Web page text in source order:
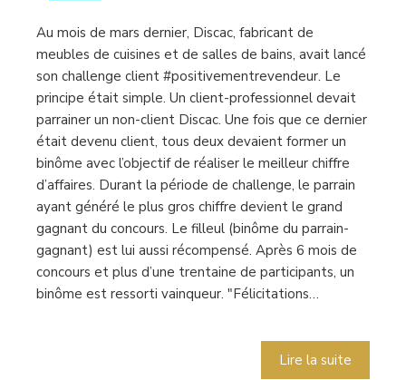
Au mois de mars dernier, Discac, fabricant de
meubles de cuisines et de salles de bains, avait lancé
son challenge client #positivementrevendeur. Le
principe était simple. Un client-professionnel devait
parrainer un non-client Discac. Une fois que ce dernier
était devenu client, tous deux devaient former un
binôme avec l’objectif de réaliser le meilleur chiffre
d’affaires. Durant la période de challenge, le parrain
ayant généré le plus gros chiffre devient le grand
gagnant du concours. Le filleul (binôme du parrain-
gagnant) est lui aussi récompensé. Après 6 mois de
concours et plus d’une trentaine de participants, un
binôme est ressorti vainqueur. "Félicitations…
Lire la suite